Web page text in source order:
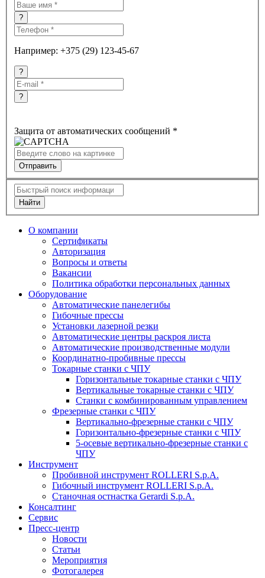
?
Например: +375 (29) 123-45-67
?
?
Защита от автоматических сообщений *
Найти
O компании
Сертификаты
Авторизация
Вопросы и ответы
Вакансии
Политика обработки персональных данных
Оборудование
Автоматические панелегибы
Гибочные прессы
Установки лазерной резки
Автоматические центры раскроя листа
Автоматические производственные модули
Координатно-пробивные прессы
Токарные станки с ЧПУ
Горизонтальные токарные станки с ЧПУ
Вертикальные токарные станки с ЧПУ
Станки с комбинированным управлением
Фрезерные станки с ЧПУ
Вертикально-фрезерные станки с ЧПУ
Горизонтально-фрезерные станки с ЧПУ
5-осевые вертикально-фрезерные станки с
ЧПУ
Инструмент
Пробивной инструмент ROLLERI S.p.A.
Гибочный инструмент ROLLERI S.p.A.
Cтаночная остнастка Gerardi S.p.A.
Консалтинг
Сервис
Пресс-центр
Новости
Статьи
Мероприятия
Фотогалерея